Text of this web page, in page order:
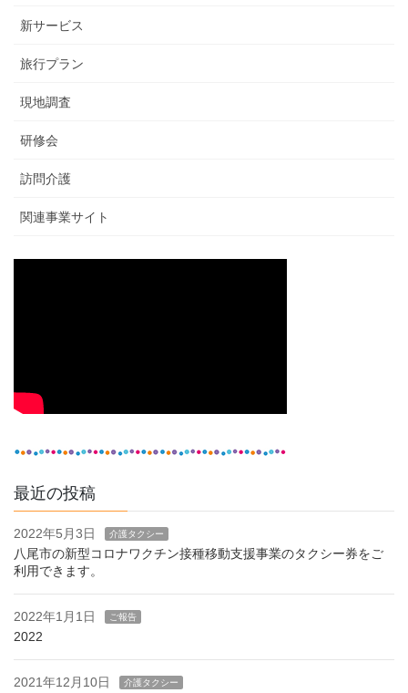
新サービス
旅行プラン
現地調査
研修会
訪問介護
関連事業サイト
最近の投稿
2022年5月3日 介護タクシー
八尾市の新型コロナワクチン接種移動支援事業のタクシー券をご
利用できます。
2022年1月1日 ご報告
2022
2021年12月10日 介護タクシー